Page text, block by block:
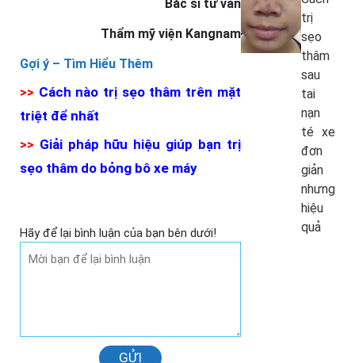
Bác sĩ tư vấn
Thẩm mỹ viện Kangnam
Gợi ý – Tìm Hiểu Thêm
>> Cách nào trị sẹo thâm trên mặt
triệt để nhất
>> Giải pháp hữu hiệu giúp bạn trị
sẹo thâm do bỏng bô xe máy
Hãy để lại bình luận của bạn bên dưới!
GỬI
trị
sẹo
thâm
sau
tai
nạn
té xe
đơn
giản
nhưng
hiệu
quả